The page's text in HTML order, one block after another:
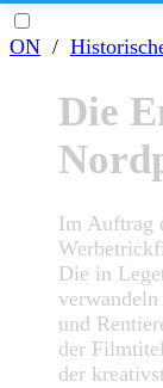
ON /
Die
Im Auftrag
Die in
und
der
der